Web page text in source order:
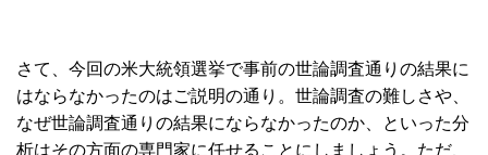
さて、今回の米大統領選挙で事前の世論調査通りの結果に
はならなかったのはご説明の通り。世論調査の難しさや、
なぜ世論調査通りの結果にならなかったのか、といった分
析はその方面の専門家に任せることにしましょう。ただ、